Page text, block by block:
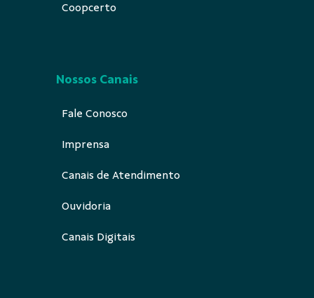
Coopcerto
Nossos Canais
Fale Conosco
Imprensa
Canais de Atendimento
Ouvidoria
Canais Digitais